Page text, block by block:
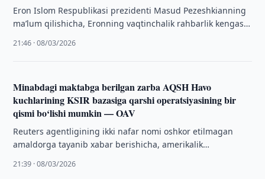
Eron Islom Respublikasi prezidenti Masud Pezeshkianning
maʼlum qilishicha, Eronning vaqtinchalik rahbarlik kengashi
qaror qabul …
21:46 · 08/03/2026
Minabdagi maktabga berilgan zarba AQSH Havo
kuchlarining KSIR bazasiga qarshi operatsiyasining bir
qismi bo‘lishi mumkin — OAV
Reuters agentligining ikki nafar nomi oshkor etilmagan
amaldorga tayanib xabar berishicha, amerikalik
berilgan zarba AQSH …
21:39 · 08/03/2026